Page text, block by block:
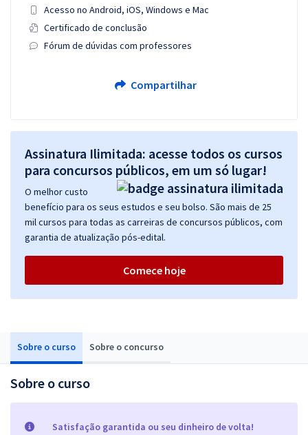
Sobre o curso Sobre o concurso
Sobre o curso
Satisfação garantida ou seu dinheiro de volta!
Acesso no Android, iOS, Windows e Mac
Certificado de conclusão
Fórum de dúvidas com professores
Compartilhar
Assinatura Ilimitada: acesse todos os cursos
para concursos públicos, em um só lugar!
O melhor custo
benefício para os seus estudos e seu bolso. São mais de 25
mil cursos para todas as carreiras de concursos públicos, com
garantia de atualização pós-edital.
Comece hoje